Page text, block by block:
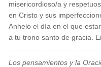
misericordioso/a y
en Cristo y sus
Anhelo el día en el que
a tu trono santo de gracia.
Los pensamientos y la